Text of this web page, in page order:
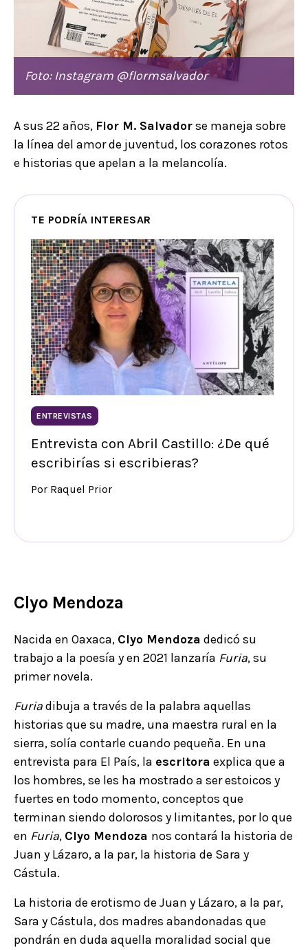
Foto: Instagram @flormsalvador
A sus 22 años, Flor M. Salvadorse maneja sobre
la línea del amor de juventud, los corazones rotos
e historias que apelan a la melancolía.
TE PODRÍA INTERESAR
ENTREVISTAS
Entrevista con Abril Castillo: ¿De qué
escribirías si escribieras?
Por Raquel Prior
Clyo Mendoza
Nacida en Oaxaca, Clyo Mendoza dedicó su
trabajo a la poesía y en 2021 lanzaría Furia, su
primer novela.
Furiadibuja a través de la palabra aquellas
historias que su madre, una maestra rural en la
sierra, solía contarle cuando pequeña. En una
entrevista para El País, la escritora explica que a
los hombres, se les ha mostrado a ser estoicos y
fuertes en todo momento, conceptos que
terminan siendo dolorosos y limitantes, por lo que
en Furia, Clyo Mendoza nos contará la historia de
Juan y Lázaro, a la par, la historia de Sara y
Cástula.
La historia de erotismo de Juan y Lázaro, a la par,
Sara y Cástula, dos madres abandonadas que
pondrán en duda aquella moralidad social que